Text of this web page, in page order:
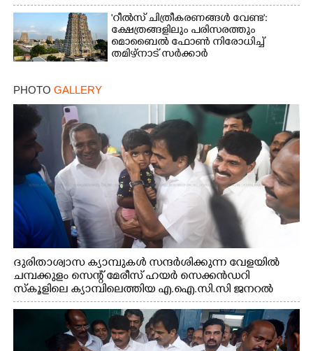
പേർ
'റീൽസ് ചിത്രീകരണങ്ങൾ വേണ്ട':
ക്ഷേത്രങ്ങളിലും പരിസരത്തും
മൊബൈൽ ഫോൺ നിരോധിച്ച്
തമിഴ്നാട് സർക്കാർ
PHOTO GALLERY
ദുരിതാശ്വാസ ക്യാമ്പുകൾ സന്ദർശിക്കുന്ന വേളയിൽ
ചമ്പക്കുളം സെന്റ് മേരീസ് ഹയർ സെക്കൻഡറി
സ്കൂളിലെ ക്യാമ്പിലെത്തിയ എ.ഐ.സി.സി ജനറൽ
സെക്രട്ടറി കെ.സി വേണുഗോപാൽ എം.പി കുരുന്നിനെ
എടുത്ത് ലാളിച്ചപ്പോൾ. സഹകരണ-എക്സൈസ്
വകുപ്പ് മന്ത്രി എം. ലിജു, കൃഷിവകുപ്പ് മന്ത്രി ടി. സിദ്ദിഖ്,
റെജി ചെറിയാൻ എം. എൽ. എ എന്നിവർ സമീപം